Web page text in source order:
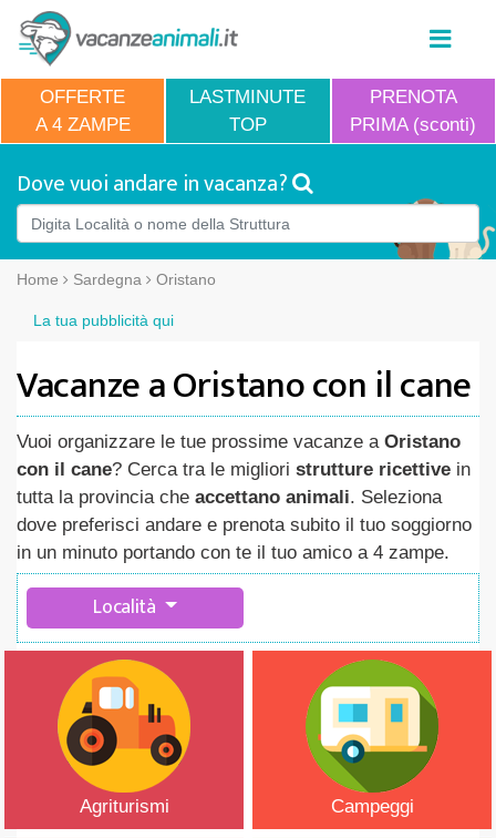
OFFERTE
A 4 ZAMPE
LASTMINUTE
TOP
PRENOTA
PRIMA (sconti)
Dove vuoi andare in vacanza?
Home Sardegna Oristano
La tua pubblicità qui
Vacanze a Oristano con il cane
Vuoi organizzare le tue prossime vacanze a Oristano
con il cane? Cerca tra le migliori strutture ricettive in
tutta la provincia che accettano animali. Seleziona
dove preferisci andare e prenota subito il tuo soggiorno
in un minuto portando con te il tuo amico a 4 zampe.
Località
Agriturismi Campeggi